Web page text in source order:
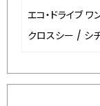
エコ・ドライブ ワ
クロスシー / シ